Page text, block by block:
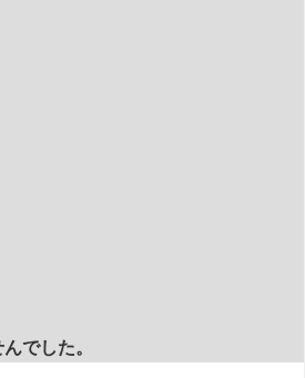
でした。